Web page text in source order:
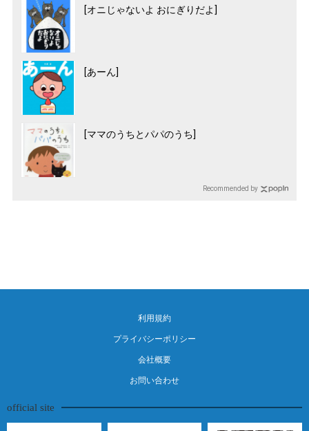
[オニじゃないよ おにぎりだよ]
[あーん]
[ママのうちとパパのうち]
Recommended by
利用規約
プライバシーポリシー
会社概要
お問い合わせ
official site